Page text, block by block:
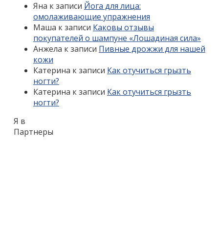
Яна к записи Йога для лица:
омолаживающие упражнения
Маша к записи Каковы отзывы
покупателей о шампуне «Лошадиная сила»
Анжела к записи Пивные дрожжи для нашей
кожи
Катерина к записи Как отучиться грызть
ногти?
Катерина к записи Как отучиться грызть
ногти?
Я в
Партнеры